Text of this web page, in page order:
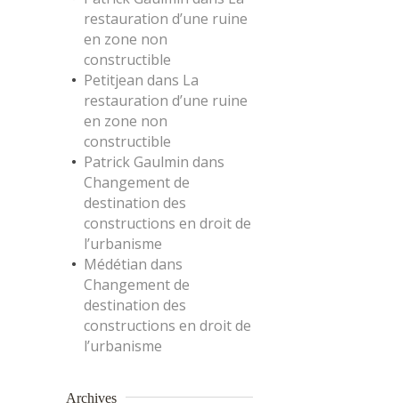
restauration d’une ruine
en zone non
constructible
Petitjean dans La
restauration d’une ruine
en zone non
constructible
Patrick Gaulmin dans
Changement de
destination des
constructions en droit de
l’urbanisme
Médétian dans
Changement de
destination des
constructions en droit de
l’urbanisme
Archives